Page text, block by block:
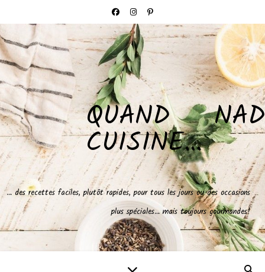
QUAND NAD
CUISINE…
… des recettes faciles, plutôt rapides, pour tous les jours ou des occasions
plus spéciales… mais toujours gourmandes!